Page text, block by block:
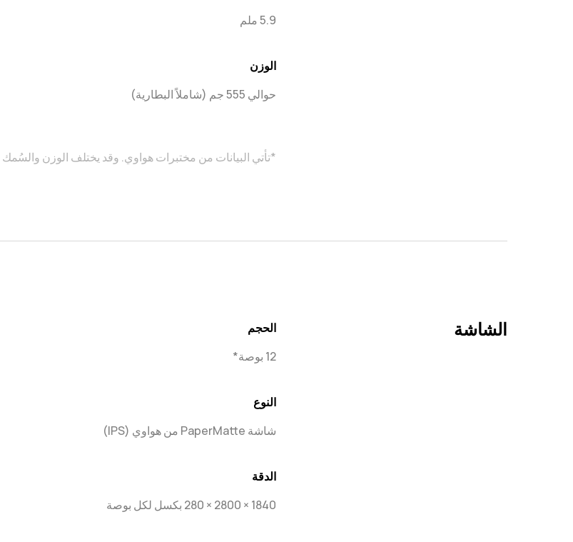
5.9 ملم
الوزن
حوالي 555 جم (شاملاً البطارية)
*تأتي البيانات من مختبرات هواوي. وقد يختلف الوزن
الشاشة
الحجم
12 بوصة*
النوع
شاشة PaperMatte من هواوي‏ (IPS)
الدقة
1840 × 2800 × 280 بكسل لكل بوصة